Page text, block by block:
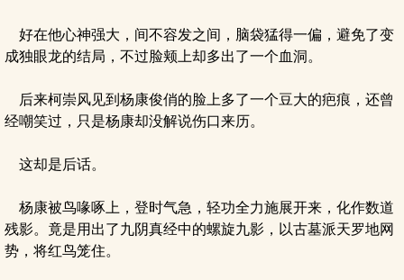
好在他心神强大，间不容发之间，脑袋猛得一偏，避免了变
成独眼龙的结局，不过脸颊上却多出了一个血洞。
后来柯崇风见到杨康俊俏的脸上多了一个豆大的疤痕，还曾
经嘲笑过，只是杨康却没解说伤口来历。
这却是后话。
杨康被鸟喙啄上，登时气急，轻功全力施展开来，化作数道
残影。竟是用出了九阴真经中的螺旋九影，以古墓派天罗地网
势，将红鸟笼住。